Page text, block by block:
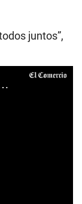
juntos”,
Redonda a pocos días de festejar la Navidad